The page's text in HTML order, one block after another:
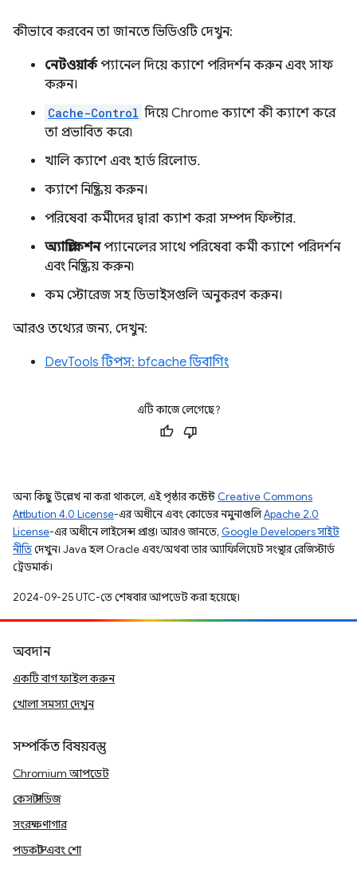
কীভাবে করবেন তা জানতে ভিডিওটি দেখুন:
নেটওয়ার্কপ্যানেল দিয়ে ক্যাশে পরিদর্শন করুন এবং সাফ
করুন।
Cache-Control দিয়ে Chrome ক্যাশে কী ক্যাশে করে
তা প্রভাবিত করে৷
খালি ক্যাশে এবং হার্ড রিলোড.
ক্যাশে নিষ্ক্রিয় করুন।
পরিষেবা কর্মীদের দ্বারা ক্যাশ করা সম্পদ ফিল্টার.
অ্যাপ্লিকেশনপ্যানেলের সাথে পরিষেবা কর্মী ক্যাশে পরিদর্শন
এবং নিষ্ক্রিয় করুন৷
কম স্টোরেজ সহ ডিভাইসগুলি অনুকরণ করুন।
আরও তথ্যের জন্য, দেখুন:
DevTools টিপস: bfcache ডিবাগিং
এটি কাজে লেগেছে?
অন্য কিছু উল্লেখ না করা থাকলে, এই পৃষ্ঠার কন্টেন্ট Creative Commons
Attribution 4.0 License-এর অধীনে এবং কোডের নমুনাগুলিApache 2.0
License-এর অধীনে লাইসেন্স প্রাপ্ত। আরও জানতে, Google Developers সাইট
নীতিদেখুন। Java হল Oracle এবং/অথবা তার অ্যাফিলিয়েট সংস্থার রেজিস্টার্ড
ট্রেডমার্ক।
2024-09-25 UTC-তে শেষবার আপডেট করা হয়েছে।
অবদান
একটি বাগ ফাইল করুন
খোলা সমস্যা দেখুন
সম্পর্কিত বিষয়বস্তু
Chromium আপডেট
কেস স্টাডিজ
সংরক্ষণাগার
পডকাস্ট এবং শো